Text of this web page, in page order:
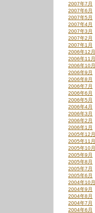
2007年7月
2007年6月
2007年5月
2007年4月
2007年3月
2007年2月
2007年1月
2006年12月
2006年11月
2006年10月
2006年9月
2006年8月
2006年7月
2006年6月
2006年5月
2006年4月
2006年3月
2006年2月
2006年1月
2005年12月
2005年11月
2005年10月
2005年9月
2005年8月
2005年7月
2005年6月
2004年10月
2004年9月
2004年8月
2004年7月
2004年6月